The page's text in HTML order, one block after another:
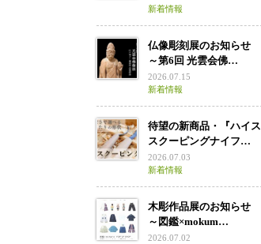
新着情報
仏像彫刻展のお知らせ
～第6回 光雲会佛…
2026.07.15
新着情報
待望の新商品・『ハイス
スクーピングナイフ…
2026.07.03
新着情報
木彫作品展のお知らせ
～図鑑×mokum…
2026.07.02